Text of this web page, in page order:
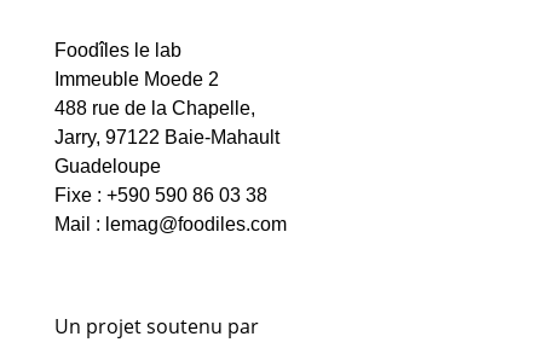
Foodîles le lab
Immeuble Moede 2
488 rue de la Chapelle,
Jarry, 97122 Baie-Mahault
Guadeloupe
Fixe : +590 590 86 03 38
Mail : lemag@foodiles.com
Un projet soutenu par